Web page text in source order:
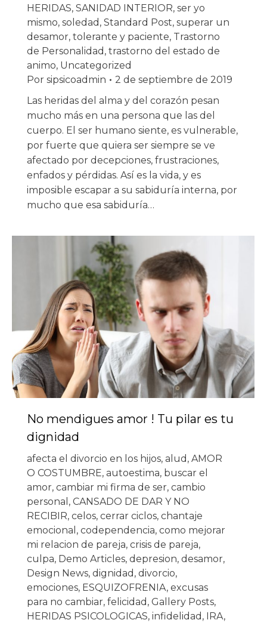
HERIDAS, SANIDAD INTERIOR, ser yo
mismo, soledad , Standard Post, superar un
desamor, tolerante y paciente, Trastorno
de Personalidad , trastorno del estado de
animo, Uncategorized
Por sipsicoadmin
2 de septiembre de 2019
Las heridas del alma y del corazón pesan
mucho más en una persona que las del
cuerpo. El ser humano siente, es vulnerable,
por fuerte que quiera ser siempre se ve
afectado por decepciones, frustraciones,
enfados y pérdidas. Así es la vida, y es
imposible escapar a su sabiduría interna, por
mucho que esa sabiduría…
No mendigues amor ! Tu pilar es tu
dignidad
afecta el divorcio en los hijos, alud , AMOR
O COSTUMBRE, autoestima, buscar el
amor, cambiar mi firma de ser, cambio
personal , CANSADO DE DAR Y NO
RECIBIR, celos, cerrar ciclos, chantaje
emocional , codependencia, como mejorar
mi relacion de pareja, crisis de pareja,
culpa, Demo Articles, depresion, desamor,
Design News, dignidad , divorcio,
emociones, ESQUIZOFRENIA, excusas
para no cambiar, felicidad , Gallery Posts,
HERIDAS PSICOLOGICAS, infidelidad , IRA,